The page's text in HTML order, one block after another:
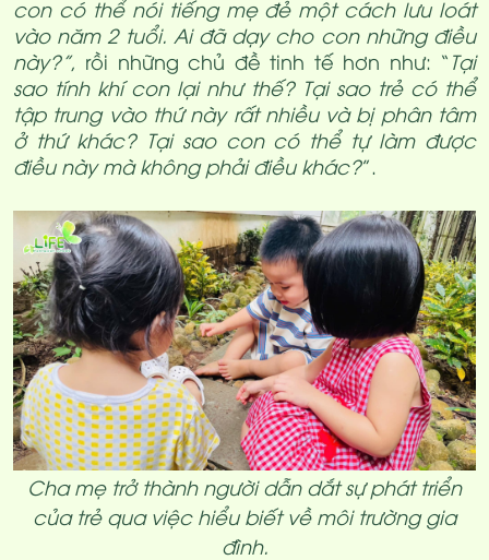
con có thể nói tiếng mẹ đẻ một cách lưu loát
vào năm 2 tuổi. Ai đã dạy cho con những điều
này?”, rồi những chủ đề tinh tế hơn như: “ Tại
sao tính khí con lại như thế? Tại sao trẻ có thể
tập trung vào thứ này rất nhiều và bị phân tâm
ở thứ khác? Tại sao con có thể tự làm được
điều này mà không phải điều khác?”.
Cha mẹ trở thành người dẫn dắt sự phát triển
của trẻ qua việc hiểu biết về môi trường gia
đình.